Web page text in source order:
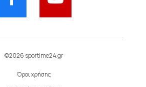
©2026 sportime24.gr
Όροι χρήσης